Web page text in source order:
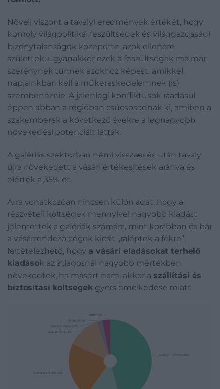
Növeli viszont a tavalyi eredmények értékét, hogy
komoly világpolitikai feszültségek és világgazdasági
bizonytalanságok közepette, azok ellenére
születtek; ugyanakkor ezek a feszültségek ma már
szerénynek tűnnek azokhoz képest, amikkel
napjainkban kell a műkereskedelemnek (is)
szembenéznie. A jelenlegi konfliktusok ráadásul
éppen abban a régióban csúcsosodnak ki, amiben a
szakemberek a következő évekre a legnagyobb
növekedési potenciált látták.
A galériás szektorban némi visszaesés után tavaly
újra növekedett a vásári értékesítések aránya és
elérték a 35%-ot.
Arra vonatkozóan nincsen külön adat, hogy a
részvételi költségek mennyivel nagyobb kiadást
jelentettek a galériák számára, mint korábban és bár
a vásárrendező cégek kicsit „ráléptek a fékre”,
feltételezhető, hogy a vásári eladásokat terhelő
kiadások az átlagosnál nagyobb mértékben
növekedtek, ha másért nem, akkor a szállítási és
biztosítási költségek gyors emelkedése miatt.